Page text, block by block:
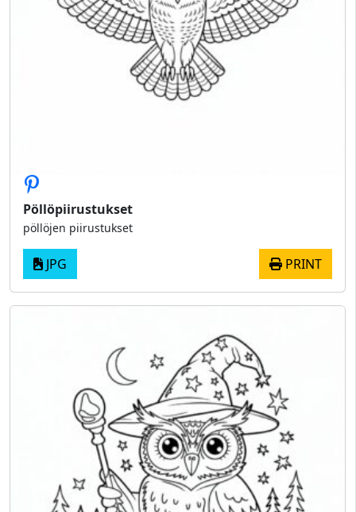
Pöllöpiirustukset
pöllöjen piirustukset
JPG PRINT